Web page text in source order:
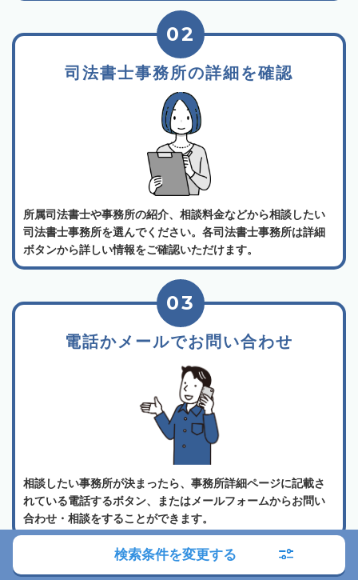
司法書士事務所の詳細を確認
02
所属司法書士や事務所の紹介、相談料金などから相談したい
司法書士事務所を選んでください。各司法書士事務所は詳細
ボタンから詳しい情報をご確認いただけます。
電話かメールでお問い合わせ
03
相談したい事務所が決まったら、事務所詳細ページに記載さ
れている電話するボタン、またはメールフォームからお問い
合わせ・相談をすることができます。
よくある質問
検索条件を変更する